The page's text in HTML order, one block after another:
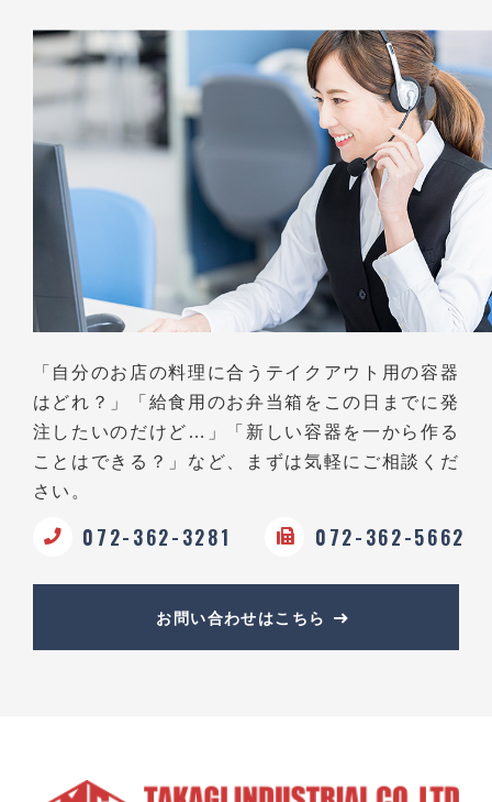
「自分のお店の料理に合うテイクアウト用の容器
はどれ？」
「給食用のお弁当箱をこの日までに発
注したいのだけど…」
「新しい容器を一から作る
ことはできる？」など、
まずは気軽にご相談くだ
さい。
072-362-3281 072-362-5662
お問い合わせはこちら